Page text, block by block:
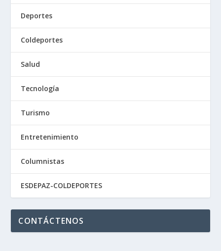
Deportes
Coldeportes
Salud
Tecnología
Turismo
Entretenimiento
Columnistas
ESDEPAZ-COLDEPORTES
CONTÁCTENOS